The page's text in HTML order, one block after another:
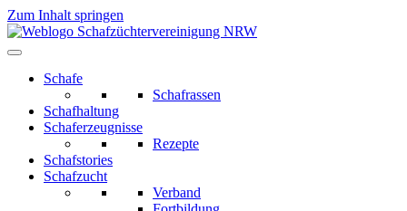
Zum Inhalt springen
Schafe
Schafrassen
Schafhaltung
Schaferzeugnisse
Rezepte
Schafstories
Schafzucht
Verband